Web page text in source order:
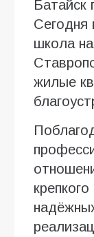
Батайск
Сегодня
школа
жилые